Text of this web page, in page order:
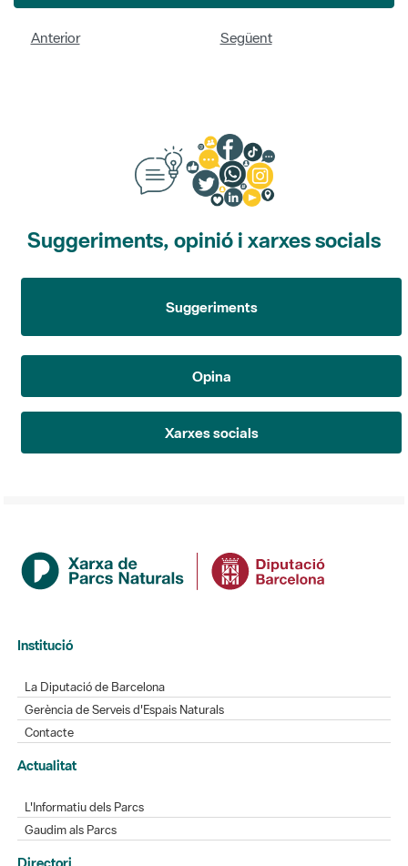
Anterior Següent
Suggeriments, opinió i xarxes socials
Suggeriments
Opina
Xarxes socials
Institució
La Diputació de Barcelona
Gerència de Serveis d'Espais Naturals
Contacte
Actualitat
L'Informatiu dels Parcs
Gaudim als Parcs